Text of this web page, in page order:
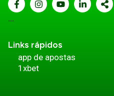
...
Links rápidos
app de apostas
1xbet